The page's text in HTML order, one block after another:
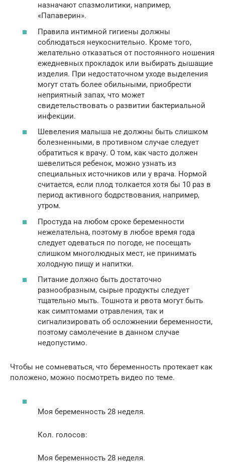
назначают спазмолитики, например,
«Папаверин».
Правила интимной гигиены должны
соблюдаться неукоснительно. Кроме того,
желательно отказаться от постоянного ношения
ежедневных прокладок или выбирать дышащие
изделия. При недостаточном уходе выделения
могут стать более обильными, приобрести
неприятный запах, что может
свидетельствовать о развитии бактериальной
инфекции.
Шевеления малыша не должны быть слишком
болезненными, в противном случае следует
обратиться к врачу. О том, как часто должен
шевелиться ребенок, можно узнать из
специальных источников или у врача. Нормой
считается, если плод толкается хотя бы 10 раз в
период активного бодрствования, например,
утром.
Простуда на любом сроке беременности
нежелательна, поэтому в любое время года
следует одеваться по погоде, не посещать
слишком многолюдных мест, не принимать
холодную пищу и напитки.
Питание должно быть достаточно
разнообразным, сырые продукты следует
тщательно мыть. Тошнота и рвота могут быть
как симптомами отравления, так и
сигнализировать об осложнении беременности,
поэтому самолечение в данном случае
недопустимо.
Чтобы не сомневаться, что беременность протекает как
положено, можно посмотреть видео по теме.
Моя беременность 28 неделя.
Кол. голосов:
Моя беременность 28 неделя.